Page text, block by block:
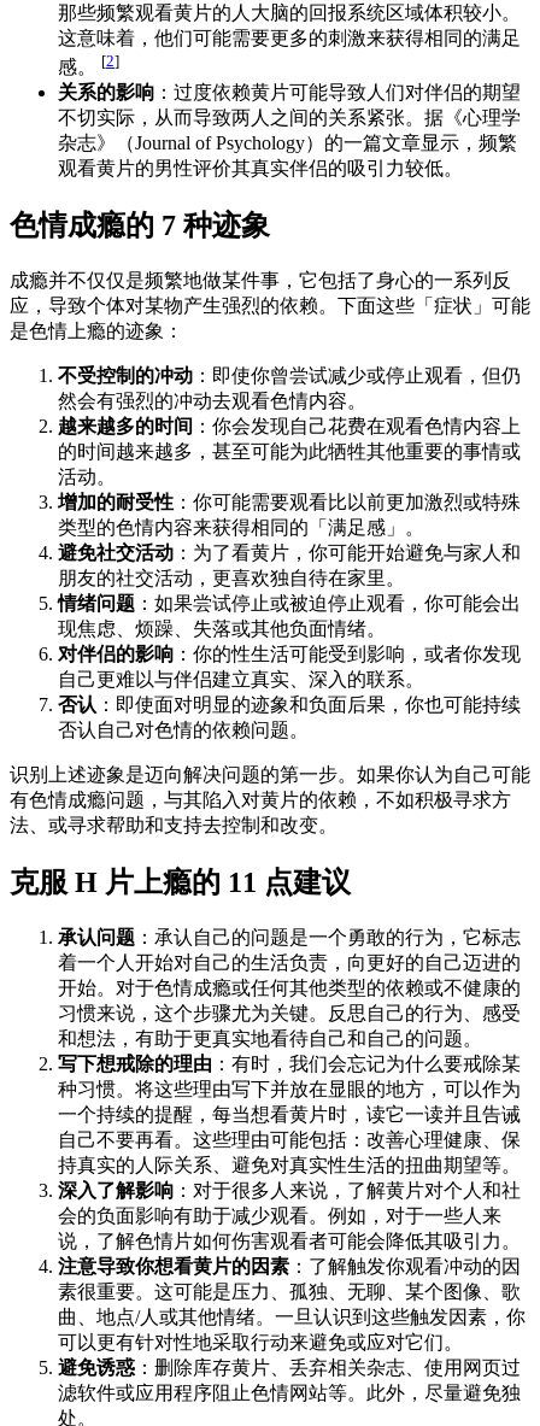
那些频繁观看黄片的人大脑的回报系统区域体积较小。
这意味着，他们可能需要更多的刺激来获得相同的满足
感。
[2]
关系的影响 ：过度依赖黄片可能导致人们对伴侣的期望
不切实际，从而导致两人之间的关系紧张。据《心理学
杂志》（Journal of Psychology）的一篇文章显示，频繁
观看黄片的男性评价其真实伴侣的吸引力较低。
色情成瘾的 7 种迹象
成瘾并不仅仅是频繁地做某件事，它包括了身心的一系列反
应，导致个体对某物产生强烈的依赖。下面这些「症状」可能
是色情上瘾的迹象：
不受控制的冲动 ：即使你曾尝试减少或停止观看，但仍
然会有强烈的冲动去观看色情内容。
越来越多的时间 ：你会发现自己花费在观看色情内容上
的时间越来越多，甚至可能为此牺牲其他重要的事情或
活动。
增加的耐受性 ：你可能需要观看比以前更加激烈或特殊
类型的色情内容来获得相同的「满足感」。
避免社交活动 ：为了看黄片，你可能开始避免与家人和
朋友的社交活动，更喜欢独自待在家里。
情绪问题 ：如果尝试停止或被迫停止观看，你可能会出
现焦虑、烦躁、失落或其他负面情绪。
对伴侣的影响 ：你的性生活可能受到影响，或者你发现
自己更难以与伴侣建立真实、深入的联系。
否认 ：即使面对明显的迹象和负面后果，你也可能持续
否认自己对色情的依赖问题。
识别上述迹象是迈向解决问题的第一步。如果你认为自己可能
有色情成瘾问题，与其陷入对黄片的依赖，不如积极寻求方
法、或寻求帮助和支持去控制和改变。
克服 H 片上瘾的 11 点建议
承认问题 ：承认自己的问题是一个勇敢的行为，它标志
着一个人开始对自己的生活负责，向更好的自己迈进的
开始。对于色情成瘾或任何其他类型的依赖或不健康的
习惯来说，这个步骤尤为关键。反思自己的行为、感受
和想法，有助于更真实地看待自己和自己的问题。
写下想戒除的理由 ：有时，我们会忘记为什么要戒除某
种习惯。将这些理由写下并放在显眼的地方，可以作为
一个持续的提醒，每当想看黄片时，读它一读并且告诫
自己不要再看。这些理由可能包括：改善心理健康、保
持真实的人际关系、避免对真实性生活的扭曲期望等。
深入了解影响 ：对于很多人来说，了解黄片对个人和社
会的负面影响有助于减少观看。例如，对于一些人来
说，了解色情片如何伤害观看者可能会降低其吸引力。
注意导致你想看黄片的因素 ：了解触发你观看冲动的因
素很重要。这可能是压力、孤独、无聊、某个图像、歌
曲、地点/人或其他情绪。一旦认识到这些触发因素，你
可以更有针对性地采取行动来避免或应对它们。
避免诱惑 ：删除库存黄片、丢弃相关杂志、使用网页过
滤软件或应用程序阻止色情网站等。此外，尽量避免独
处。